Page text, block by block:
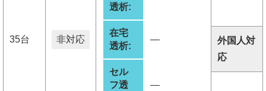
35台 非対応
透析:
在宅
透析:
―
セル
フ透
―
外国人対
応